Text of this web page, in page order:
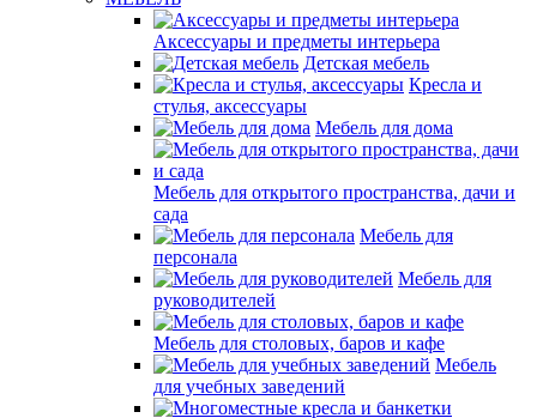
Аксессуары и предметы интерьера
Детская мебель
Кресла и
стулья, аксессуары
Мебель для дома
Мебель для открытого пространства, дачи и
сада
Мебель для
персонала
Мебель для
руководителей
Мебель для столовых, баров и кафе
Мебель
для учебных заведений